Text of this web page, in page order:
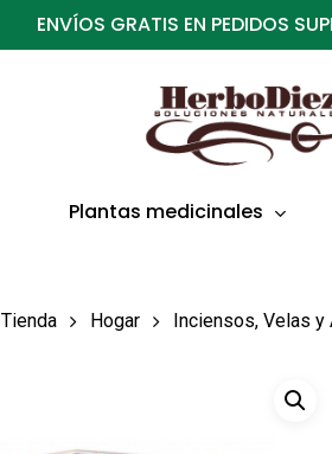
ENVÍOS GRATIS EN PEDIDOS
Plantas medicinales
Tienda Hogar Inciensos, Velas y